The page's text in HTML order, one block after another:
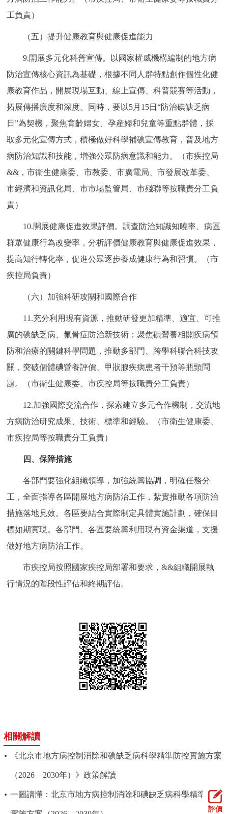
工負責）
（五）提升健康教育與健康促進能力
9.開展多元化科普宣傳。以國家權威機構編制的地方病
防治宣傳核心資訊為基礎，根據不同人群特點創作個性化健
康教育作品，開展現場互動、線上宣傳、科普競賽等活動，
拓展傳播廣度和深度。同時，要以5月15日“防治碘缺乏病
日”為契機，聚焦育齡婦女、孕産婦和兒童等重點群體，採
取多元化宣傳方式，積極做好科學補碘宣傳教育，普及地方
病防治知識和技能，增強公眾防病意識和能力。（市疾控局
&&，市衛生健康委、市教委、市廣電局、市發展改革委、
市經濟和資訊化局、市市場監管局、市殘聯等按職責分工負
責）
10.開展健康促進效果評價。調查防治知識知曉率、病區
群眾健康行為改變率，分析評價健康教育與健康促進效果，
提高知行轉化率，促進公眾逐步養成健康行為和習慣。（市
疾控局負責）
（六）加強科研攻關和國際合作
11.充分利用現有資源，推動研發更加精準、適宜、可推
廣的碘缺乏病、氟骨症防治新技術；聚焦碘營養相關疾病預
防和治療的關鍵科學問題，推動多部門、跨學科聯合科技攻
關，突破個體碘營養評價、甲狀腺疾病患者干預等瓶頸問
題。（市衛生健康委、市疾控局等按職責分工負責）
12.加強國際交流合作，探索建立多元合作機制，交流地
方病防治研究成果、技術、標準和經驗。（市衛生健康委、
市疾控局等按職責分工負責）
四、保障措施
各部門要強化組織領導，加強統籌協調，明確任務分
工，全面指導各區開展地方病防治工作，紮實推動各項防治
措施落地見效。各區要結合實際制定具體實施計劃，確保目
標如期實現。各部門、各區要統籌利用現有資金渠道，支援
做好地方病防治工作。
市疾控局按照國家疾控局部署和要求，&&組織開展執
行情況的階段性評估和終期評估。
相關解讀
《北京市地方病控制消除和碘缺乏病科學精準防控實施方案
（2026—2030年）》政策解讀
一圖讀懂：北京市地方病控制消除和碘缺乏病科學精準防控
評價